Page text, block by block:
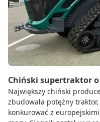
Do zbioru
Rolnictwo
Dealerzy
Ze świata techniki
Chiński supertraktor o
Największy chiński
zbudowała potężny
konkurować z